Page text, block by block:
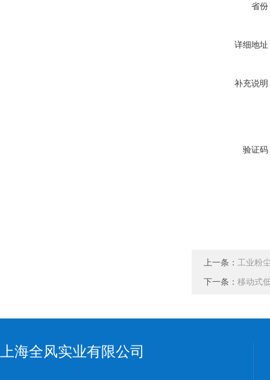
省份
详细地址
补充说明
验证码
上一条： 工业粉
下一条： 移动式
上海全风实业有限公司